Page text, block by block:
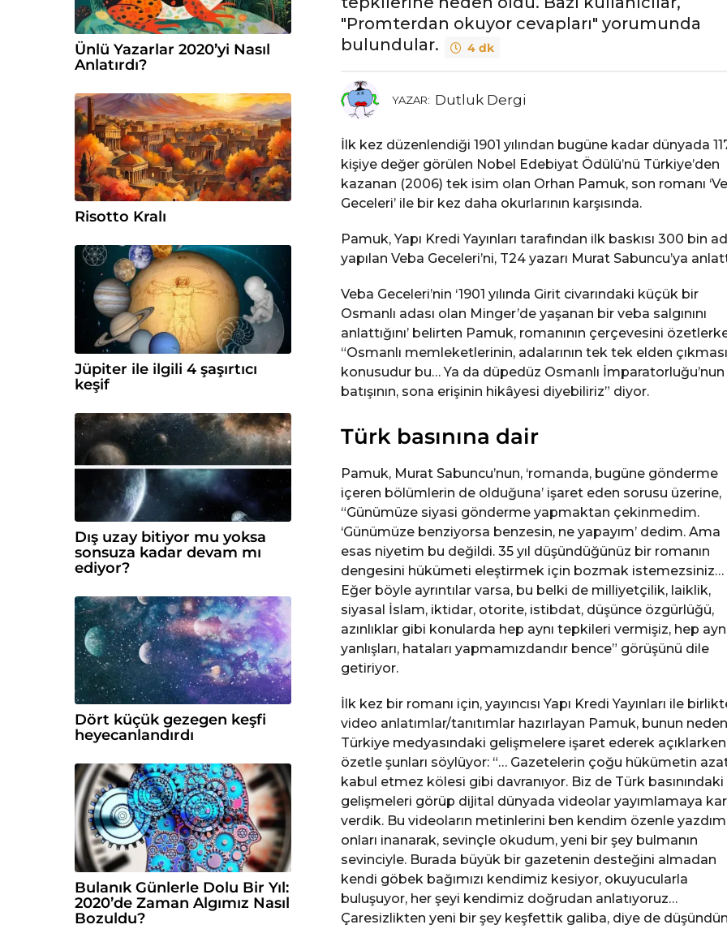
n
e
"Promterdan okuyor cevapları" yorumunda
bulundular.
4 dk
YAZAR: Dutluk Dergi
İlk kez düzenlendiği 1901 yılından bugüne kadar dünyada
kişiye değer görülen Nobel Edebiyat Ödülü’nü Türkiye’den
kazanan (2006) tek isim olan Orhan Pamuk, son romanı
Geceleri’ ile bir kez daha okurlarının karşısında.
Pamuk, Yapı Kredi Yayınları tarafından ilk baskısı 300 bin
yapılan Veba Geceleri’ni, T24 yazarı Murat Sabuncu’ya
Veba Geceleri’nin ‘1901 yılında Girit civarındaki küçük bir
Osmanlı adası olan Minger’de yaşanan bir veba salgınını
anlattığını’ belirten Pamuk, romanının çerçevesini
“Osmanlı memleketlerinin, adalarının tek tek elden çıkması
konusudur bu… Ya da düpedüz Osmanlı İmparatorluğu’nun
batışının, sona erişinin hikâyesi diyebiliriz” diyor.
Türk basınına dair
Pamuk, Murat Sabuncu’nun, ‘romanda, bugüne gönderme
içeren bölümlerin de olduğuna’ işaret eden sorusu üzerine,
“Günümüze siyasi gönderme yapmaktan çekinmedim.
‘Günümüze benziyorsa benzesin, ne yapayım’ dedim. Ama
esas niyetim bu değildi. 35 yıl düşündüğünüz bir romanın
dengesini hükümeti eleştirmek için bozmak istemezsiniz…
Eğer böyle ayrıntılar varsa, bu belki de milliyetçilik, laiklik,
siyasal İslam, iktidar, otorite, istibdat, düşünce özgürlüğü,
azınlıklar gibi konularda hep aynı tepkileri vermişiz, hep
yanlışları, hataları yapmamızdandır bence” görüşünü dile
getiriyor.
İlk kez bir romanı için, yayıncısı Yapı Kredi Yayınları ile
video anlatımlar/tanıtımlar hazırlayan Pamuk, bunun
Türkiye medyasındaki gelişmelere işaret ederek
özetle şunları söylüyor: “… Gazetelerin çoğu hükümetin
kabul etmez kölesi gibi davranıyor. Biz de Türk basınındaki
gelişmeleri görüp dijital dünyada videolar yayımlamaya
verdik. Bu videoların metinlerini ben kendim özenle
onları inanarak, sevinçle okudum, yeni bir şey bulmanın
sevinciyle. Burada büyük bir gazetenin desteğini almadan
kendi göbek bağımızı kendimiz kesiyor, okuyucularla
buluşuyor, her şeyi kendimiz doğrudan anlatıyoruz…
Çaresizlikten yeni bir şey keşfettik galiba, diye de
Ünlü Yazarlar 2020’yi Nasıl
Anlatırdı?
Risotto Kralı
Jüpiter ile ilgili 4 şaşırtıcı
keşif
Dış uzay bitiyor mu yoksa
sonsuza kadar devam mı
ediyor?
Dört küçük gezegen keşfi
heyecanlandırdı
Bulanık Günlerle Dolu Bir Yıl:
2020’de Zaman Algımız Nasıl
Bozuldu?